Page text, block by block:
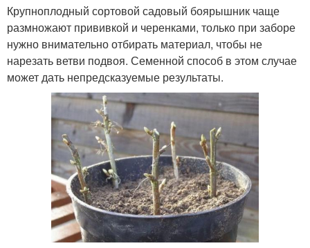
Крупноплодный сортовой садовый боярышник чаще
размножают прививкой и черенками, только при заборе
нужно внимательно отбирать материал, чтобы не
нарезать ветви подвоя. Семенной способ в этом случае
может дать непредсказуемые результаты.